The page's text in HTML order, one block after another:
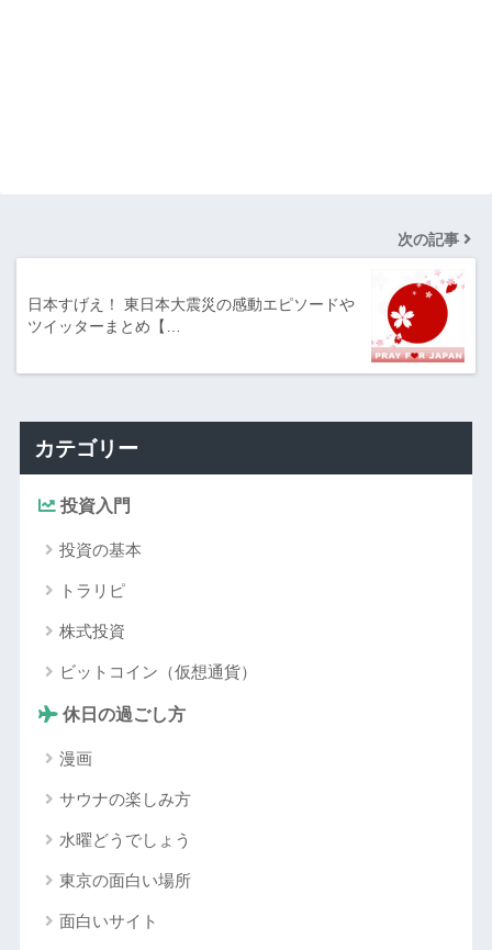
次の記事
日本すげえ！ 東日本大震災の感動エピソードや
ツイッターまとめ【…
カテゴリー
投資入門
投資の基本
トラリピ
株式投資
ビットコイン（仮想通貨）
休日の過ごし方
漫画
サウナの楽しみ方
水曜どうでしょう
東京の面白い場所
面白いサイト